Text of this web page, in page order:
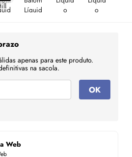
apenas para este produto.
na sacola.
OK
Web